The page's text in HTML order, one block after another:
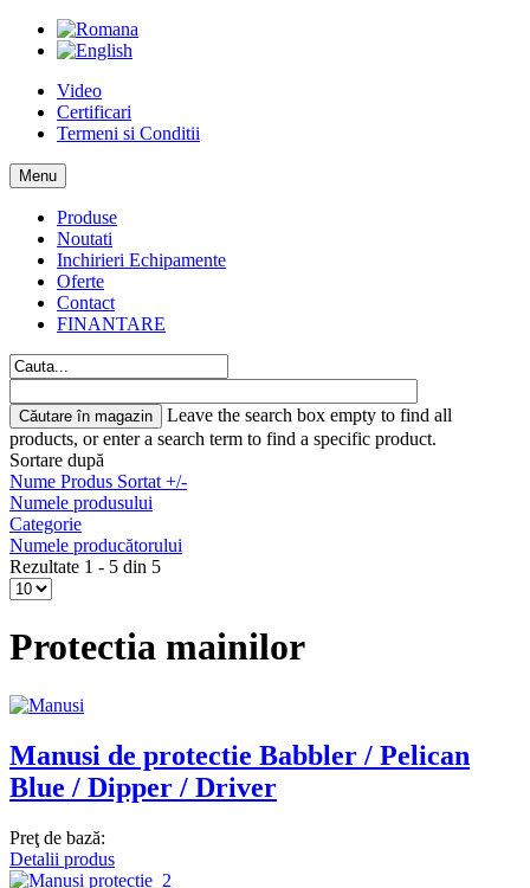
Video
Certificari
Termeni si Conditii
Menu
Produse
Noutati
Inchirieri Echipamente
Oferte
Contact
FINANTARE
Leave the search box empty to find all
products, or enter a search term to find a specific product.
Sortare după
Nume Produs Sortat +/-
Numele produsului
Categorie
Numele producătorului
Rezultate 1 - 5 din 5
Protectia mainilor
Manusi de protectie Babbler / Pelican
Blue / Dipper / Driver
Preţ de bază:
Detalii produs